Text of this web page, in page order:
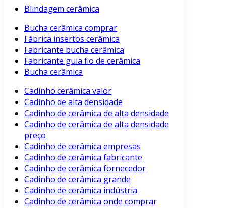
Blindagem cerâmica
Bucha cerâmica comprar
Fábrica insertos cerâmica
Fabricante bucha cerâmica
Fabricante guia fio de cerâmica
Bucha cerâmica
Cadinho cerâmica valor
Cadinho de alta densidade
Cadinho de cerâmica de alta densidade
Cadinho de cerâmica de alta densidade
preço
Cadinho de cerâmica empresas
Cadinho de cerâmica fabricante
Cadinho de cerâmica fornecedor
Cadinho de cerâmica grande
Cadinho de cerâmica indústria
Cadinho de cerâmica onde comprar